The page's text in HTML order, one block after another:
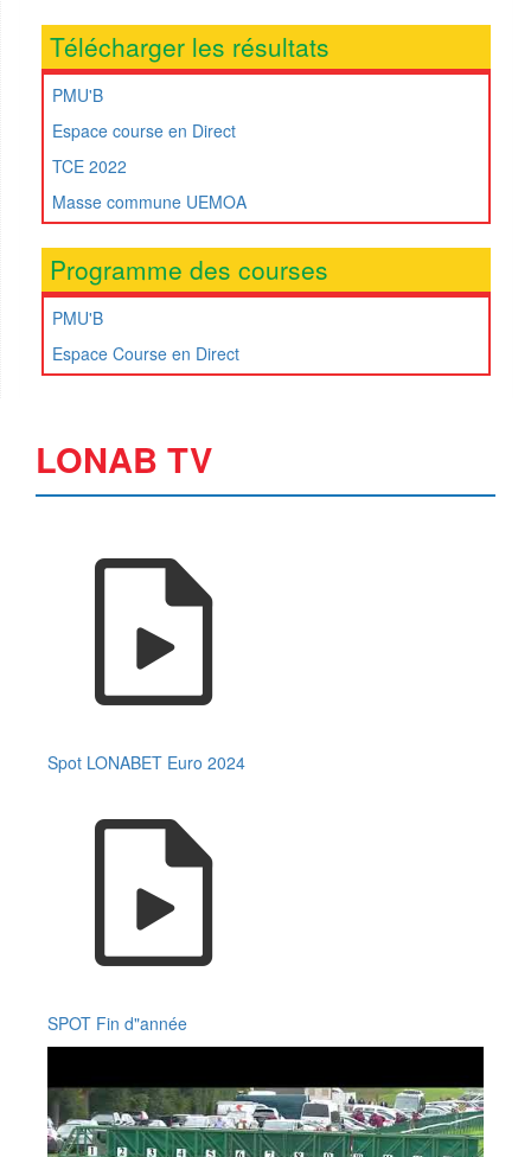
Télécharger les résultats
PMU'B
Espace course en Direct
TCE 2022
Masse commune UEMOA
Programme des courses
PMU'B
Espace Course en Direct
LONAB TV
Spot LONABET Euro 2024
SPOT Fin d"année